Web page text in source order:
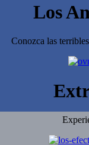
Los
Conozca las